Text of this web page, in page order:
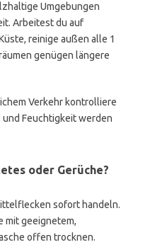
Umgebungen
Arbeitest du auf
reinige außen alle 1
genügen längere
Verkehr kontrolliere
Feuchtigkeit werden
oder Gerüche?
sofort handeln.
mit geeignetem,
offen trocknen.